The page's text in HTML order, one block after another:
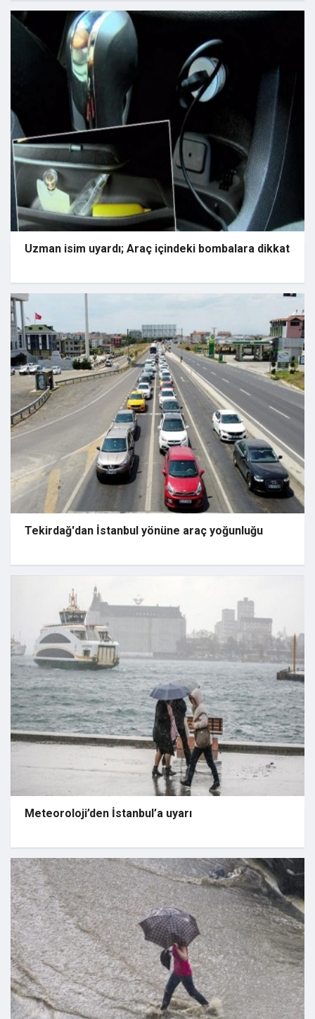
Uzman isim uyardı; Araç içindeki bombalara dikkat
Tekirdağ'dan İstanbul yönüne araç yoğunluğu
Meteoroloji’den İstanbul’a uyarı